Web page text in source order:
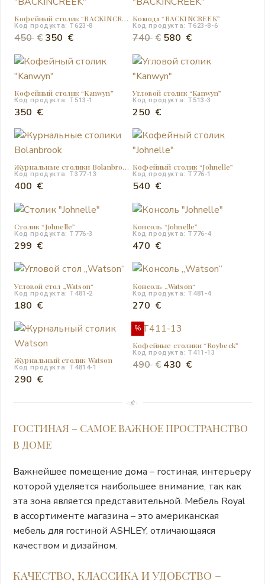
290 €.
Кофейный столик “BACKINCREEK”
Код продукта: T623-8
450€ Первоначальная
составляла
450 €.
350 €Текущая
350 €.
Комодa “BACKINCREEK”
Код продукта: T623-8-6
740€ Первоначальная
составляла
740 €.
580 €Текущая
580 €.
Кофейный столик “Kanwyn”
Код продукта: T513-1
350 €
Угловой столик “Kanwyn”
Код продукта: T513-3
250 €
Журнальные столики Bolanbrook
Код продукта: T377-13
400 €
Кофейный столик “Johnelle”
Код продукта: T776-1
540 €
Столик “Johnelle”
Код продукта: T776-3
299 €
Консоль “Johnelle”
Код продукта: T776-4
470 €
Угловой стол „Watson“
Код продукта: T481-2
180 €
Консоль „Watson“
Код продукта: T481-4
270 €
Журнальный столик Watson
Код продукта: T4814-1
290 €
%
Кофейные столики “Roybeck”
Код продукта: T411-13
490€ Первоначальная
430 €Текущая
ГОСТИНАЯ – САМОЕ ВАЖНОЕ ПРОСТРАНСТВО
В ДОМЕ
Важнейшее помещение дома – гостиная, интерьеру
которой уделяется наибольшее внимание, так как
эта зона является представительной. Мебель Royal
в ассортименте магазина – это американская
мебель для гостиной ASHLEY, отличающаяся
качеством и дизайном.
КАЧЕСТВО, КЛАССИКА И УДОБСТВО –